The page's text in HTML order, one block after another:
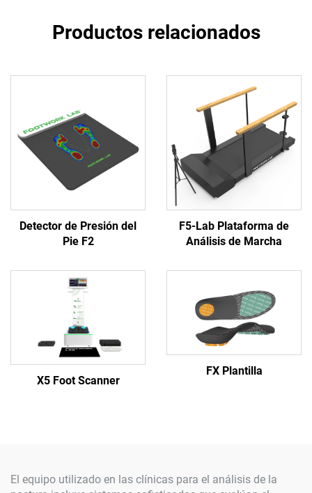
Productos relacionados
Detector de Presión del
Pie F2
F5-Lab Plataforma de
Análisis de Marcha
X5 Foot Scanner
FX Plantilla
El equipo utilizado en las clínicas para el análisis de la